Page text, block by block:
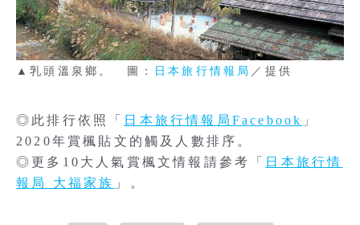
▲乳頭溫泉鄉。 圖： 日本旅行情報局 ／提供
◎此排行依照「 日本旅行情報局Facebook 」
2020年賞楓貼文的觸及人數排序。
◎更多10大人氣賞楓文情報請參考「
日本旅行情
報局 大福家族 」。